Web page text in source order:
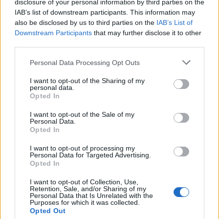
disclosure of your personal information by third parties on the
IAB’s list of downstream participants. This information may
also be disclosed by us to third parties on the IAB’s List of
Downstream Participants that may further disclose it to other
Personal Data Processing Opt Outs
I want to opt-out of the Sharing of my
personal data.
Opted In
I want to opt-out of the Sale of my
Personal Data.
Opted In
I want to opt-out of processing my
Personal Data for Targeted Advertising.
Opted In
I want to opt-out of Collection, Use,
Retention, Sale, and/or Sharing of my
Personal Data that Is Unrelated with the
Purposes for which it was collected.
Opted Out
луѓето и вештачката интелигенција. Во тоа ќе ни
помогне донесувањето на законот за вештачка
интелигенција. И најважното нешто, масовната
употреба на вештачката интелигенција мора да
министерот Гавковски на социјалните мрежи.
© Vecer.mk, правата за текстот се на редакцијата
Кина ги забрани партнерките и
партнерите со вештачка
Видео: Голема бела ајкула кружи